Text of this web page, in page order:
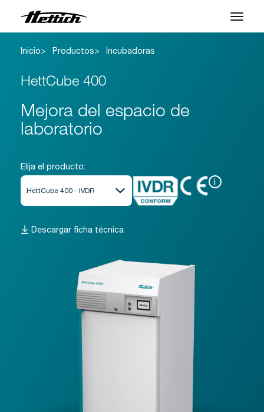
Productos
Aplicaciones
Centro de Soporte
Sobre nosotros
Contacto
Noticias y Eventos
Descargas
Inicio Productos Incubadoras
HettCube 400
Mejora del espacio de
laboratorio
Elija el producto:
i
Descargar ficha técnica